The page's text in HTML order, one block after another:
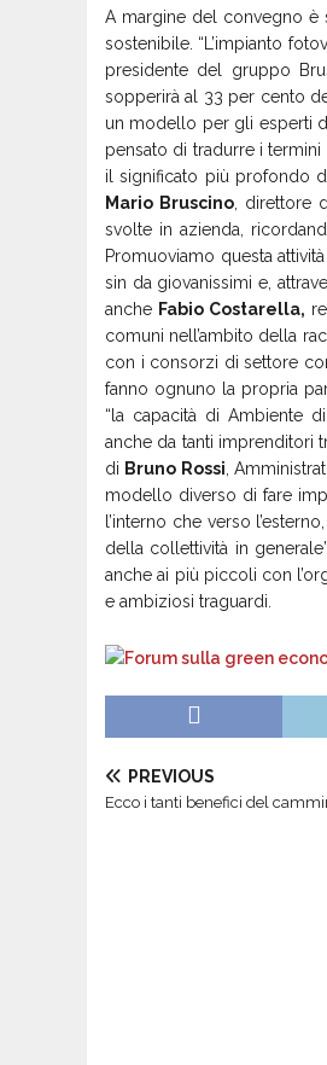
A margine del convegno è
sostenibile. “L’impianto
presidente del gruppo
sopperirà al 33 per cento
un modello per gli esperti
pensato di tradurre i
il significato più profondo
Mario Bruscino, direttore
svolte in azienda,
Promuoviamo questa
sin da giovanissimi e,
anche Fabio Costarella,
comuni nell’ambito della
con i consorzi di settore
fanno ognuno la propria
“la capacità di Ambiente
anche da tanti imprenditori
di Bruno Rossi,
modello diverso di fare
l’interno che verso
della collettività in
anche ai più piccoli con
e ambiziosi traguardi.
PREVIOUS
Ecco i tanti benefici del